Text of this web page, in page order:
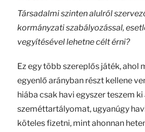
Társadalmi szinten alulról
kormányzati szabályozással,
vegyítésével lehetne célt érni?
Ez egy több szereplős játék, ahol
egyenlő arányban részt kellene
hiába csak havi egyszer teszem
szeméttartályomat, ugyanúgy
köteles fizetni, mint ahonnan